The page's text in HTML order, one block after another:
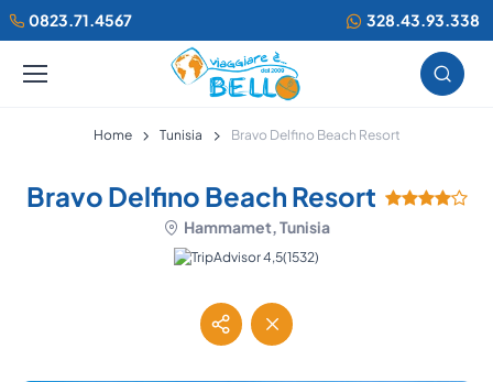
0823.71.4567 328.43.93.338
Home Tunisia Bravo Delfino Beach Resort
Bravo Delfino Beach Resort
Hammamet, Tunisia
(1532)